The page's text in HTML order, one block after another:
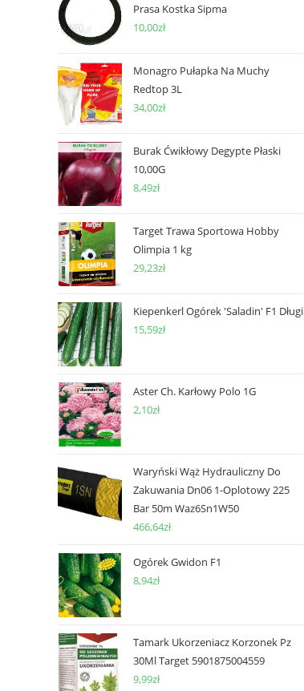
Prasa Kostka Sipma
10,00zł
Monagro Pułapka Na Muchy
Redtop 3L
34,00zł
Burak Ćwikłowy Degypte Płaski
10,00G
8,49zł
Target Trawa Sportowa Hobby
Olimpia 1 kg
29,23zł
Kiepenkerl Ogórek 'Saladin' F1 Długi
15,59zł
Aster Ch. Karłowy Polo 1G
2,10zł
Waryński Wąż Hydrauliczny Do
Zakuwania Dn06 1-Oplotowy 225
Bar 50m Waz6Sn1W50
466,64zł
Ogórek Gwidon F1
8,94zł
Tamark Ukorzeniacz Korzonek Pz
30Ml Target 5901875004559
9,99zł